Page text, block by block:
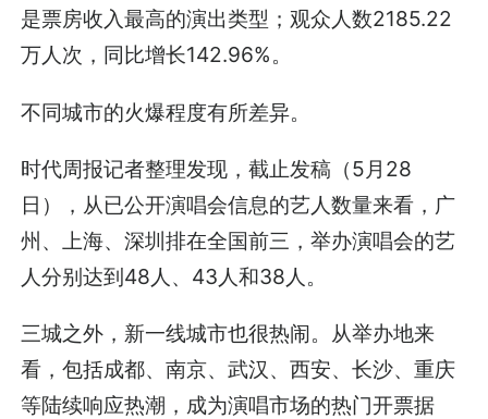
是票房收入最高的演出类型；观众人数2185.22
万人次，同比增长142.96%。
不同城市的火爆程度有所差异。
时代周报记者整理发现，截止发稿（5月28
日），从已公开演唱会信息的艺人数量来看，广
州、上海、深圳排在全国前三，举办演唱会的艺
人分别达到48人、43人和38人。
三城之外，新一线城市也很热闹。从举办地来
看，包括成都、南京、武汉、西安、长沙、重庆
等陆续响应热潮，成为演唱市场的热门开票据